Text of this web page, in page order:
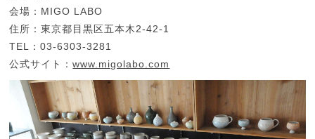
会場：MIGO LABO
住所：東京都目黒区五本木2-42-1
TEL：03-6303-3281
公式サイト：www.migolabo.com